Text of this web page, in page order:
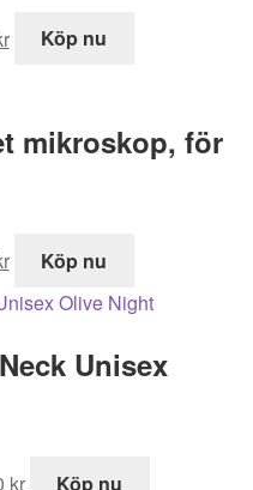
nuvarande
180,00 kr.
Köp nu
mikroskop, för
nuvarande
priset
224,10 kr.
Köp nu
Unisex
kr Köp nu